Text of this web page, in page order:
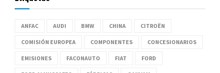
ANFAC AUDI BMW CHINA CITROËN
COMISIÓN EUROPEA COMPONENTES CONCESIONARIOS
EMISIONES FACONAUTO FIAT FORD